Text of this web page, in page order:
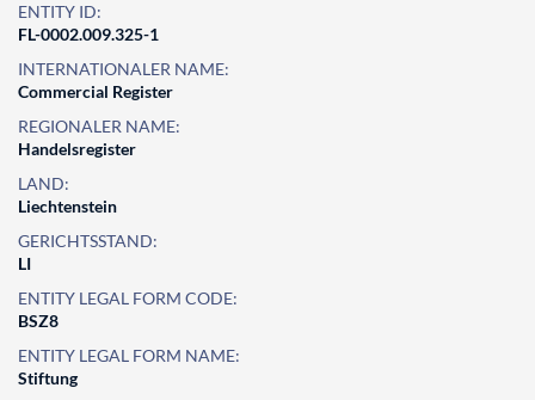
ENTITY ID:
FL-0002.009.325-1
INTERNATIONALER NAME:
Commercial Register
REGIONALER NAME:
Handelsregister
LAND:
Liechtenstein
GERICHTSSTAND:
LI
ENTITY LEGAL FORM CODE:
BSZ8
ENTITY LEGAL FORM NAME:
Stiftung